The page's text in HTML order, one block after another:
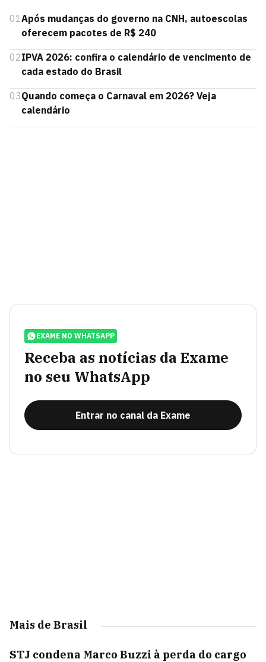
01Após mudanças do governo na CNH, autoescolas
oferecem pacotes de R$ 240
02IPVA 2026: confira o calendário de vencimento de
cada estado do Brasil
03Quando começa o Carnaval em 2026? Veja
calendário
EXAME NO WHATSAPP
Receba as notícias da Exame
no seu WhatsApp
Entrar no canal da Exame
Mais de Brasil
STJ condena Marco Buzzi à perda do cargo